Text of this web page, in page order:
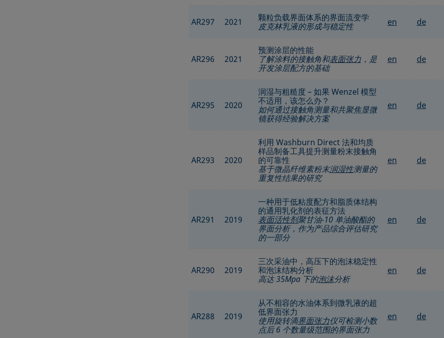
AR297 2021
颗粒负载界面体系的界面流变学
皮克林乳液的形成与稳定性
en de
AR296 2021
预测涂层的性能
了解涂料的接触角和表面张力，是
开发涂层配方的基础
en de
AR295 2020
润湿与粗糙度 – 如果 Wenzel 模型
不适用，该怎么办？
如何通过接触角测量和共聚焦显微
镜获得经验解决方案
en de
AR293 2020
利用 Washburn Direct 法和均质
样品制备工具提升测量粉末接触角
的可靠性
基于微晶纤维素粉末润湿性测量的
重复性结果的研究
en de
AR291 2019
一种用于低粘度配方和脂质体结构
的通用乳化剂的表征方法
表面活性剂聚甘油-10 单油酸酯的
界面分析，作为产品综合评估研究
的一部分
en de
AR290 2019
三次采油中，高压下的泡沫稳定性
和泡沫结构分析
高达 35Mpa 下的泡沫分析
en de
AR288 2019
从不相容的水油体系到微乳液的超
低界面张力
使用旋转滴界面张力仪可检测小数
点后 6 个数量级范围的界面张力
en de